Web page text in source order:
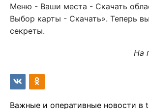
Меню - Ваши места - Скачать
Выбор карты - Скачать». Теперь
секреты.
На
Важные и оперативные новости в